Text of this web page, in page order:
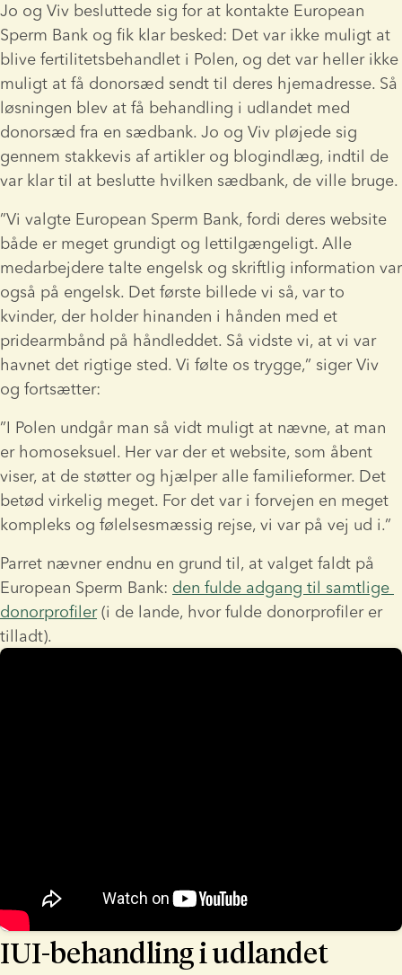
Jo og Viv besluttede sig for at kontakte European
Sperm Bank og fik klar besked: Det var ikke muligt at
blive fertilitetsbehandlet i Polen, og det var heller ikke
muligt at få donorsæd sendt til deres hjemadresse. Så
løsningen blev at få behandling i udlandet med
donorsæd fra en sædbank. Jo og Viv pløjede sig
gennem stakkevis af artikler og blogindlæg, indtil de
var klar til at beslutte hvilken sædbank, de ville bruge.
”Vi valgte European Sperm Bank, fordi deres website
både er meget grundigt og lettilgængeligt. Alle
medarbejdere talte engelsk og skriftlig information var
også på engelsk. Det første billede vi så, var to
kvinder, der holder hinanden i hånden med et
pridearmbånd på håndleddet. Så vidste vi, at vi var
havnet det rigtige sted. Vi følte os trygge,” siger Viv
og fortsætter:
”I Polen undgår man så vidt muligt at nævne, at man
er homoseksuel. Her var der et website, som åbent
viser, at de støtter og hjælper alle familieformer. Det
betød virkelig meget. For det var i forvejen en meget
kompleks og følelsesmæssig rejse, vi var på vej ud i.”
Parret nævner endnu en grund til, at valget faldt på
European Sperm Bank: den fulde adgang til samtlige
donorprofiler (i de lande, hvor fulde donorprofiler er
tilladt).
IUI-behandling i udlandet